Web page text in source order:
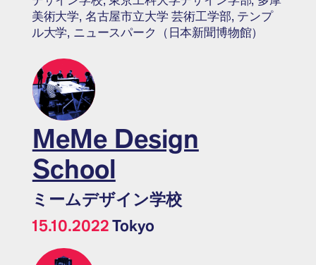
美術大学, 名古屋市立大学 芸術工学部, テンプ
ル大学, ニュースパーク（日本新聞博物館）
MeMe Design
School
ミームデザイン学校
15.10.2022Tokyo